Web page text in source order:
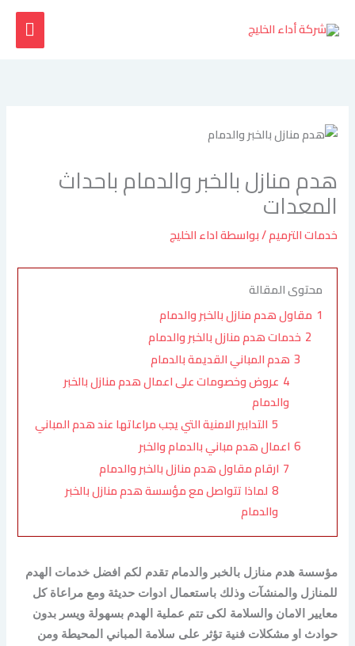
هدم منازل بالخبر والدمام باحداث
المعدات
خدمات الترميم/ بواسطةاداء الخليج
محتوى المقالة
1 مقاول هدم منازل بالخبر والدمام
2 خدمات هدم منازل بالخبر والدمام
3 هدم المباني القديمة بالدمام
4 عروض وخصومات على اعمال هدم منازل بالخبر
والدمام
5 التدابير الامنية التي يجب مراعاتها عند هدم المباني
6 اعمال هدم مباني بالدمام والخبر
7 ارقام مقاول هدم منازل بالخبر والدمام
8 لماذا تتواصل مع مؤسسة هدم منازل بالخبر
والدمام
مؤسسة هدم منازل بالخبر والدمام تقدم لكم افضل خدمات الهدم
للمنازل والمنشآت وذلك باستعمال ادوات حديثة ومع مراعاة كل
معايير الامان والسلامة لكى تتم عملية الهدم بسهولة ويسر بدون
حوادث او مشكلات فنية تؤثر على سلامة المباني المحيطة ومن